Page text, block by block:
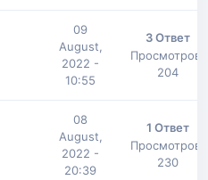
09
August,
2022 -
10:55
3 Ответ
Просмотров:
204
08
August,
2022 -
20:39
1 Ответ
Просмотров:
230